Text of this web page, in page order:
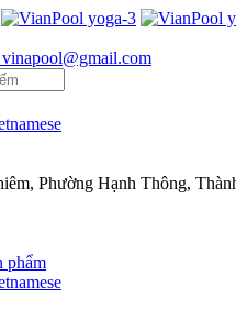
Phường Hạnh Thông,
phẩm